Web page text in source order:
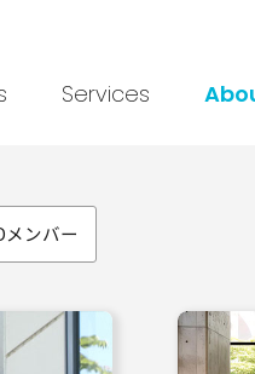
Services
メンバー